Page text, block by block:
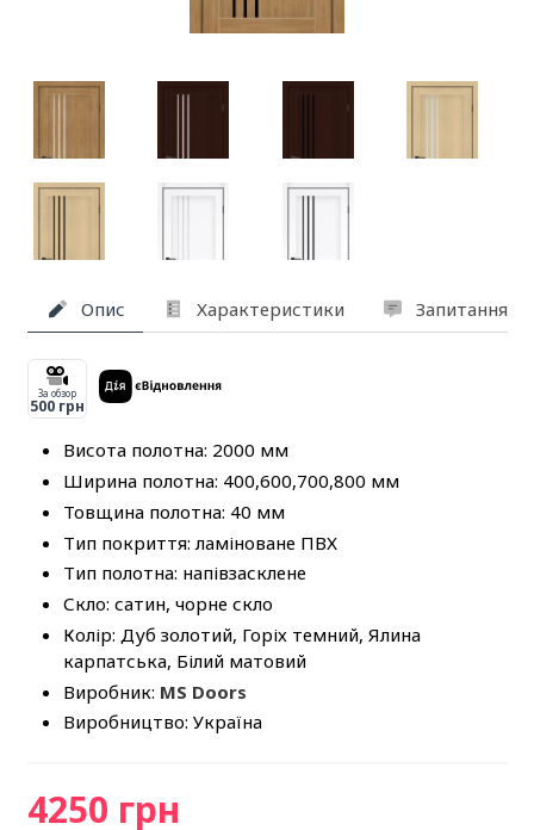
Опис Характеристики Запитання
За обзор
500 грн
Висота полотна: 2000 мм
Ширина полотна: 400,600,700,800 мм
Товщина полотна: 40 мм
Тип покриття: ламіноване ПВХ
Тип полотна: напівзасклене
Скло: сатин, чорне скло
Колір: Дуб золотий, Горіх темний, Ялина
карпатська, Білий матовий
Виробник: MS Doors
Виробництво: Україна
4250 грн